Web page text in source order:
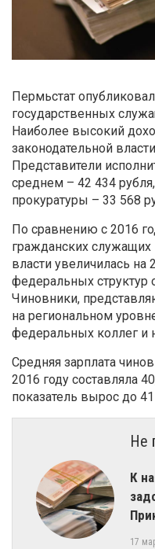
Пермьстат
государственных
Наиболее высокий
законодательной
Представители
среднем – 42 434
прокуратуры – 33 568
По сравнению с 2016
гражданских служащих
власти увеличилась на
федеральных структур
Чиновники,
на региональном
федеральных коллег и
Средняя зарплата
2016 году составляла
показатель вырос до
Не
К
17